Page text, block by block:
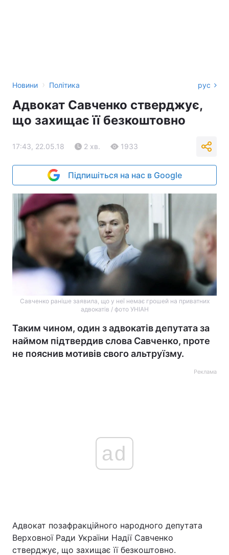
Новини › Політика рус
Адвокат Савченко стверджує,
що захищає її безкоштовно
17:43, 22.05.18 2 хв. 1933
Підпишіться на нас в Google
Савченко раніше заявила, що у неї немає грошей на приватних
адвокатів / фото УНІАН
Таким чином, один з адвокатів депутата за
наймом підтвердив слова Савченко, проте
не пояснив мотивів свого альтруїзму.
Реклама
ad
Адвокат позафракційного народного депутата
Верховної Ради України Надії Савченко
стверджує, що захищає її безкоштовно.